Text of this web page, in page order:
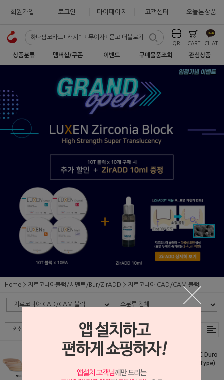
회원가입 로그인 마이페이지 고객센터 오늘본상품
QR CART CHAT
상품분류 멤버십/쿠폰 이벤트 구매물품조회 관심상품
Home 지르코니아블럭/시멘트/Bur/ZirADD 지르코니아 CAD/CAM 블럭
Vericom MAZIC Duro
Vericom MAZIC Duro
98Ø 10T (Disk Type)